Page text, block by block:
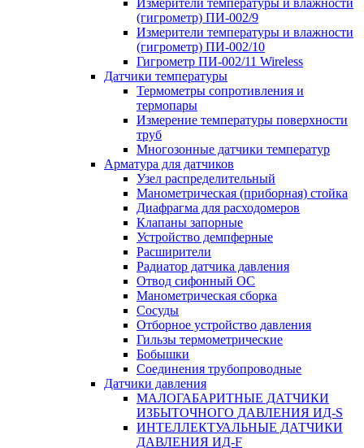
Измерители температуры и влажности
(гигрометр) ПИ-002/9
Измерители температуры и влажности
(гигрометр) ПИ-002/10
Гигрометр ПИ-002/11 Wireless
Датчики температуры
Термометры сопротивления и
термопары
Измерение температуры поверхности
труб
Многозонные датчики температур
Арматура для датчиков
Узел распределительный
Манометрическая (приборная) стойка
Диафрагма для расходомеров
Клапаны запорные
Устройство демпферные
Расширители
Радиатор датчика давления
Отвод сифонный ОС
Манометрическая сборка
Сосуды
Отборное устройство давления
Гильзы термометрические
Бобышки
Соединения трубопроводные
Датчики давления
МАЛОГАБАРИТНЫЕ ДАТЧИКИ
ИЗБЫТОЧНОГО ДАВЛЕНИЯ ИД-S
ИНТЕЛЛЕКТУАЛЬНЫЕ ДАТЧИКИ
ДАВЛЕНИЯ ИД-F